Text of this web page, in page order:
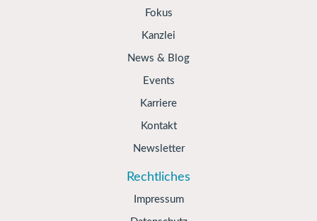
Fokus
Kanzlei
News & Blog
Events
Karriere
Kontakt
Newsletter
Rechtliches
Impressum